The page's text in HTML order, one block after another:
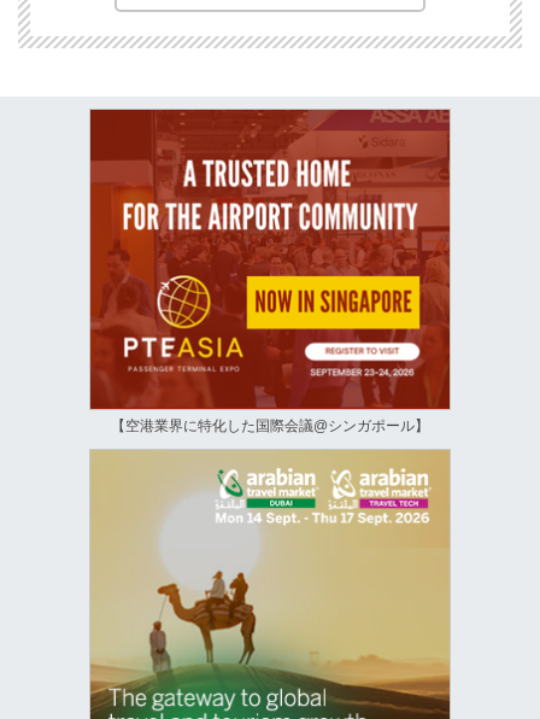
【空港業界に特化した国際会議@シンガポール】